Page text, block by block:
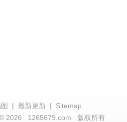
| 最新更新 |
Sitemap
2026 1265679.com 版权所有